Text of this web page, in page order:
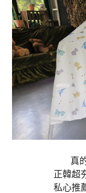
真
正韓超
私心推